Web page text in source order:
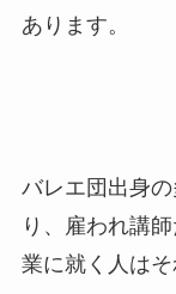
あります。
バレエ団出身
り、雇われ講
業に就く人はそ